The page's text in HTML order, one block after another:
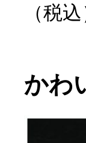
（税込
かわ